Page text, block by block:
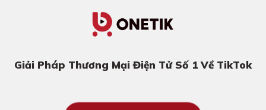
Giải Pháp Thương Mại Điện Tử Số 1 Về TikTok